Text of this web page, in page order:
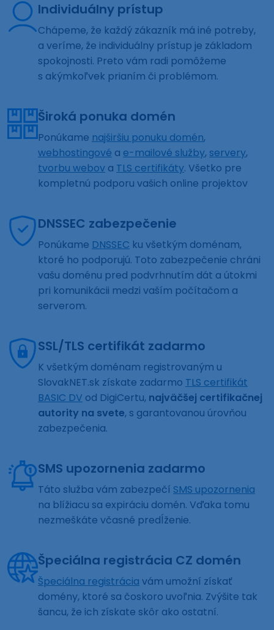
Individuálny prístup
Chápeme, že každý zákazník má iné potreby,
a veríme, že individuálny prístup je základom
spokojnosti. Preto vám radi pomôžeme
s akýmkoľvek prianím či problémom.
Široká ponuka domén
Ponúkame najširšiu ponuku domén,
webhostingové a e-mailové služby, servery,
tvorbu webov a TLS certifikáty. Všetko pre
kompletnú podporu vašich online projektov
DNSSEC zabezpečenie
Ponúkame DNSSEC ku všetkým doménam,
ktoré ho podporujú. Toto zabezpečenie chráni
vašu doménu pred podvrhnutím dát a útokmi
pri komunikácii medzi vaším počítačom a
serverom.
SSL/TLS certifikát zadarmo
K všetkým doménam registrovaným u
SlovakNET.sk získate zadarmo TLS certifikát
BASIC DV od DigiCertu, najväčšej certifikačnej
autority na svete, s garantovanou úrovňou
zabezpečenia.
SMS upozornenia zadarmo
Táto služba vám zabezpečí SMS upozornenia
na blížiacu sa expiráciu domén. Vďaka tomu
nezmeškáte včasné predĺženie.
Špeciálna registrácia CZ domén
Špeciálna registrácia vám umožní získať
domény, ktoré sa čoskoro uvoľnia. Zvýšite tak
šancu, že ich získate skôr ako ostatní.